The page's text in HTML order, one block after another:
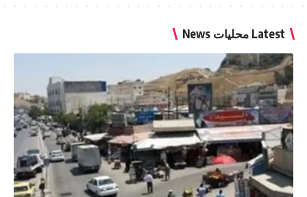
Latest محليات News